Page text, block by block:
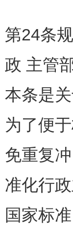
第24条
政 主管
本条是
为了便
免重复
准化行
国家标